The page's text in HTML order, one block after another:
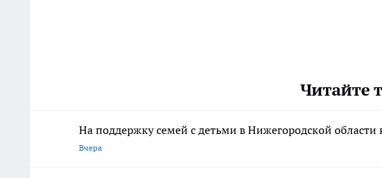
Читайте
На поддержку семей с детьми в Нижегородской области
Вчера